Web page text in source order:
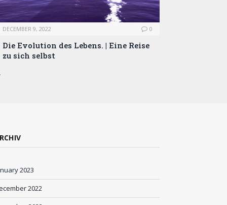
DECEMBER 9, 2022 0
Die Evolution des Lebens. | Eine Reise
zu sich selbst
2023
2022